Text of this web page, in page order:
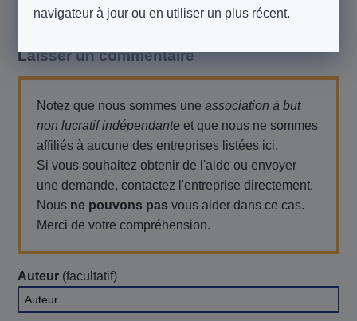
Aucun commentaire pour le moment. Pourquoi tu n'en
laisseriez-vous pas un ?
Laisser un commentaire
Notez que nous sommes uneassociation à but
non lucratif indépendante et que nous ne sommes
affiliés à aucune des entreprises listées ici.
Si vous souhaitez obtenir de l'aide ou envoyer
une demande, contactez l'entreprise directement.
Nous ne pouvons pas vous aider dans ce cas.
Merci de votre compréhension.
Auteur (facultatif)
Auteur
navigateur à jour ou en utiliser un plus récent.